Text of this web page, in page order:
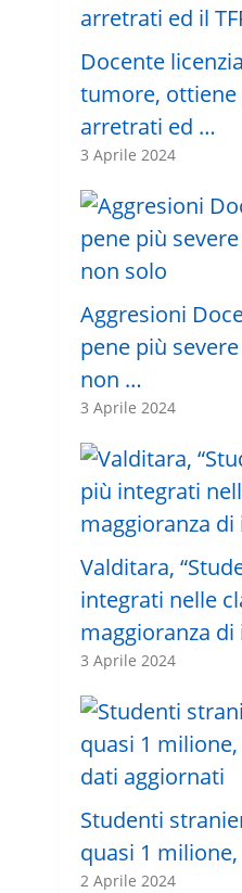
Docente
tumore, ottiene
arretrati ed …
3 Aprile 2024
Aggresioni
pene più
non …
3 Aprile 2024
Valditara,
integrati nelle
maggioranza di
3 Aprile 2024
Studenti
quasi 1
2 Aprile 2024